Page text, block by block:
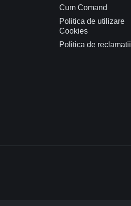
Cum Comand
Politica de utilizare
Cookies
Politica de reclamatii